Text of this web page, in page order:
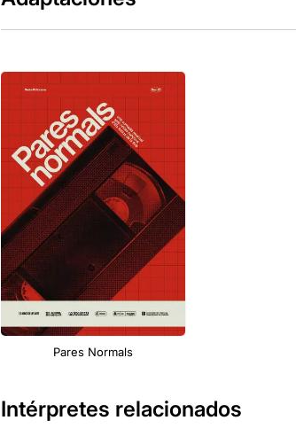
Pares Normals
Intérpretes relacionados